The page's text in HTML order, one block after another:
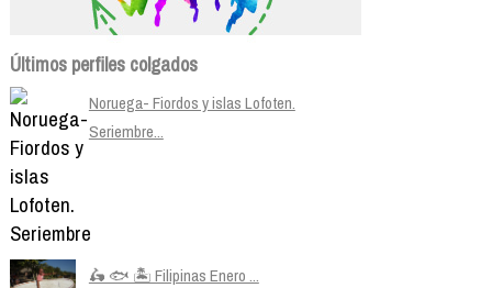
Últimos perfiles colgados
Noruega- Fiordos y islas Lofoten.
Seriembre...
🛵 🐟 🏝️ Filipinas Enero ...